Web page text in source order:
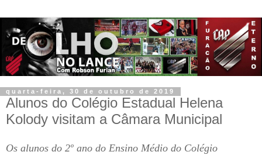
quarta-feira, 30 de outubro de 2019
Alunos do Colégio Estadual Helena
Kolody visitam a Câmara Municipal
Os alunos do 2º ano do Ensino Médio do Colégio